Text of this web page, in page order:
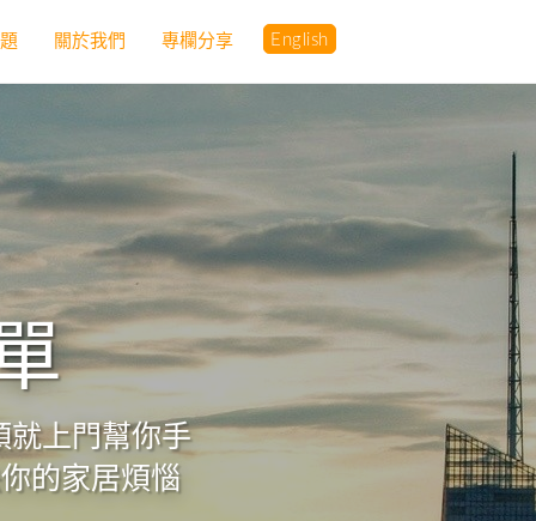
就上門幫你手
的家居煩惱
關於我們 專欄分享 English